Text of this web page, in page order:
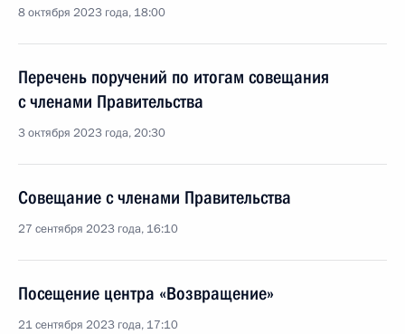
8 октября 2023 года, 18:00
Перечень поручений по итогам совещания
с членами Правительства
3 октября 2023 года, 20:30
Совещание с членами Правительства
27 сентября 2023 года, 16:10
Посещение центра «Возвращение»
21 сентября 2023 года, 17:10